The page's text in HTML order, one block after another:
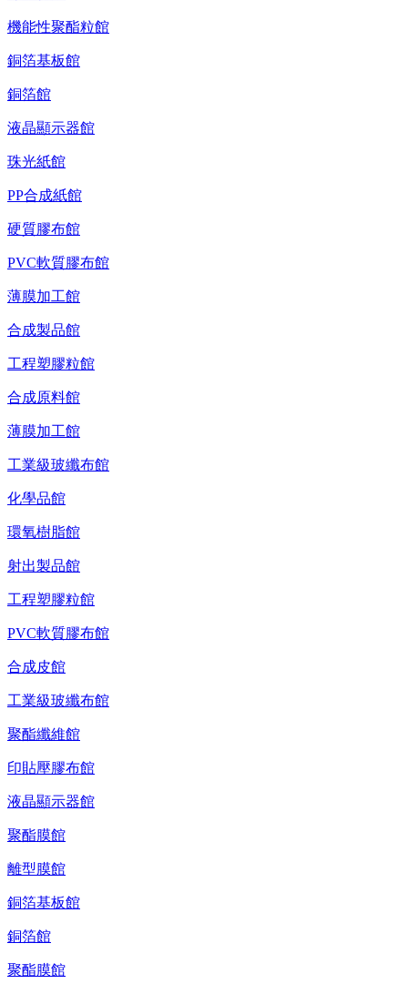
機能性聚酯粒館
銅箔基板館
銅箔館
液晶顯示器館
珠光紙館
PP合成紙館
硬質膠布館
PVC軟質膠布館
薄膜加工館
合成製品館
工程塑膠粒館
合成原料館
薄膜加工館
工業級玻纖布館
化學品館
環氧樹脂館
射出製品館
工程塑膠粒館
PVC軟質膠布館
合成皮館
工業級玻纖布館
聚酯纖維館
印貼壓膠布館
液晶顯示器館
聚酯膜館
離型膜館
銅箔基板館
銅箔館
聚酯膜館